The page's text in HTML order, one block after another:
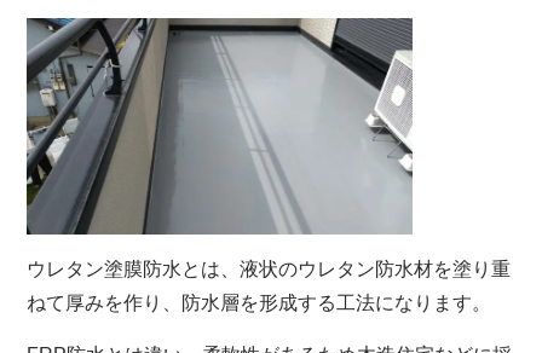
ウレタン塗膜防水とは、液状のウレタン防水材を塗り重
ねて厚みを作り、防水層を形成する工法になります。